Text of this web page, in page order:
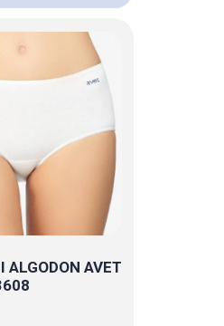
ALGODON AVET